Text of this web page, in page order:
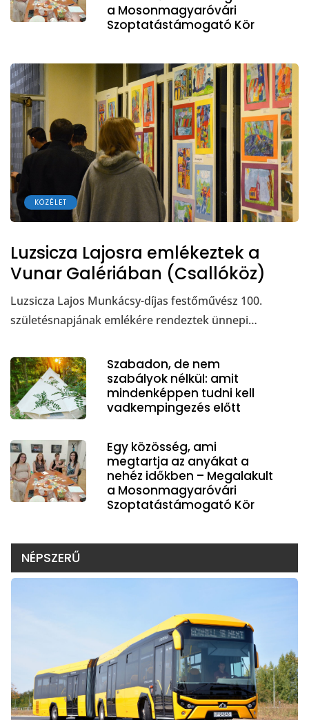
a Mosonmagyaróvári
Szoptatástámogató Kör
KÖZÉLET
Luzsicza Lajosra emlékeztek a
Vunar Galériában (Csallóköz)
Luzsicza Lajos Munkácsy-díjas festőművész 100.
születésnapjának emlékére rendeztek ünnepi…
Szabadon, de nem
szabályok nélkül: amit
mindenképpen tudni kell
vadkempingezés előtt
Egy közösség, ami
megtartja az anyákat a
nehéz időkben – Megalakult
a Mosonmagyaróvári
Szoptatástámogató Kör
NÉPSZERŰ